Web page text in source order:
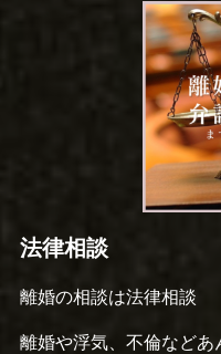
法律相談
離婚の相談は法律相談
離婚や浮気、不倫など